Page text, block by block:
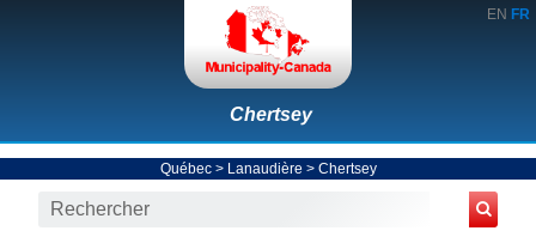
EN FR
Chertsey
Québec> Lanaudière > Chertsey